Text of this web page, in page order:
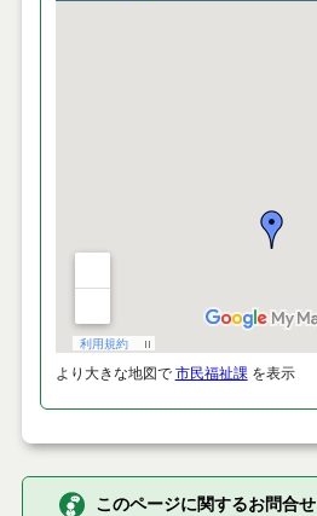
より大きな地図で 市民福祉課を表示
このページに関するお問合せ